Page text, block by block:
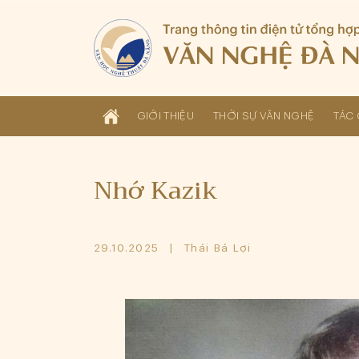
GIỚI THIỆU THỜI SỰ VĂN NGHỆ TÁC
Nhớ Kazik
29.10.2025 Thái Bá Lợi